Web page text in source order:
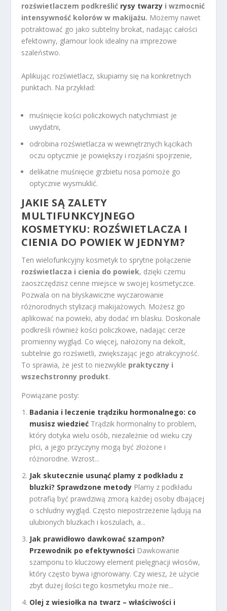
rozświetlaczem podkreślić rysy twarzy i wzmocnić
intensywność kolorów w makijażu. Możemy nawet
potraktować go jako subtelny brokat, nadając całości
efektowny, glamour look idealny na imprezowe
szaleństwo.
Aplikując rozświetlacz, skupiamy się na konkretnych
punktach. Na przykład:
muśnięcie kości policzkowych natychmiast je
uwydatni,
odrobina rozświetlacza w wewnętrznych kącikach
oczu optycznie je powiększy i rozjaśni spojrzenie,
delikatne muśnięcie grzbietu nosa pomoże go
optycznie wysmuklić.
JAKIE SĄ ZALETY
MULTIFUNKCYJNEGO
KOSMETYKU: ROZŚWIETLACZA I
CIENIA DO POWIEK W JEDNYM?
Ten wielofunkcyjny kosmetyk to sprytne połączenie
rozświetlacza i cienia do powiek, dzięki czemu
zaoszczędzisz cenne miejsce w swojej kosmetyczce.
Pozwala on na błyskawiczne wyczarowanie
różnorodnych stylizacji makijażowych. Możesz go
aplikować na powieki, aby dodać im blasku. Doskonale
podkreśli również kości policzkowe, nadając cerze
promienny wygląd. Co więcej, nałożony na dekolt,
subtelnie go rozświetli, zwiększając jego atrakcyjność.
To sprawia, że jest to niezwykle praktyczny i
wszechstronny produkt.
Powiązane posty:
Badania i leczenie trądziku hormonalnego: co
musisz wiedzieć Trądzik hormonalny to problem,
który dotyka wielu osób, niezależnie od wieku czy
płci, a jego przyczyny mogą być złożone i
różnorodne. Wzrost...
Jak skutecznie usunąć plamy z podkładu z
bluzki? Sprawdzone metody Plamy z podkładu
potrafią być prawdziwą zmorą każdej osoby dbającej
o schludny wygląd. Często niepostrzeżenie lądują na
ulubionych bluzkach i koszulach, a...
Jak prawidłowo dawkować szampon?
Przewodnik po efektywności Dawkowanie
szamponu to kluczowy element pielęgnacji włosów,
który często bywa ignorowany. Czy wiesz, że użycie
zbyt dużej ilości tego kosmetyku może nie...
Olej z wiesiołka na twarz – właściwości i